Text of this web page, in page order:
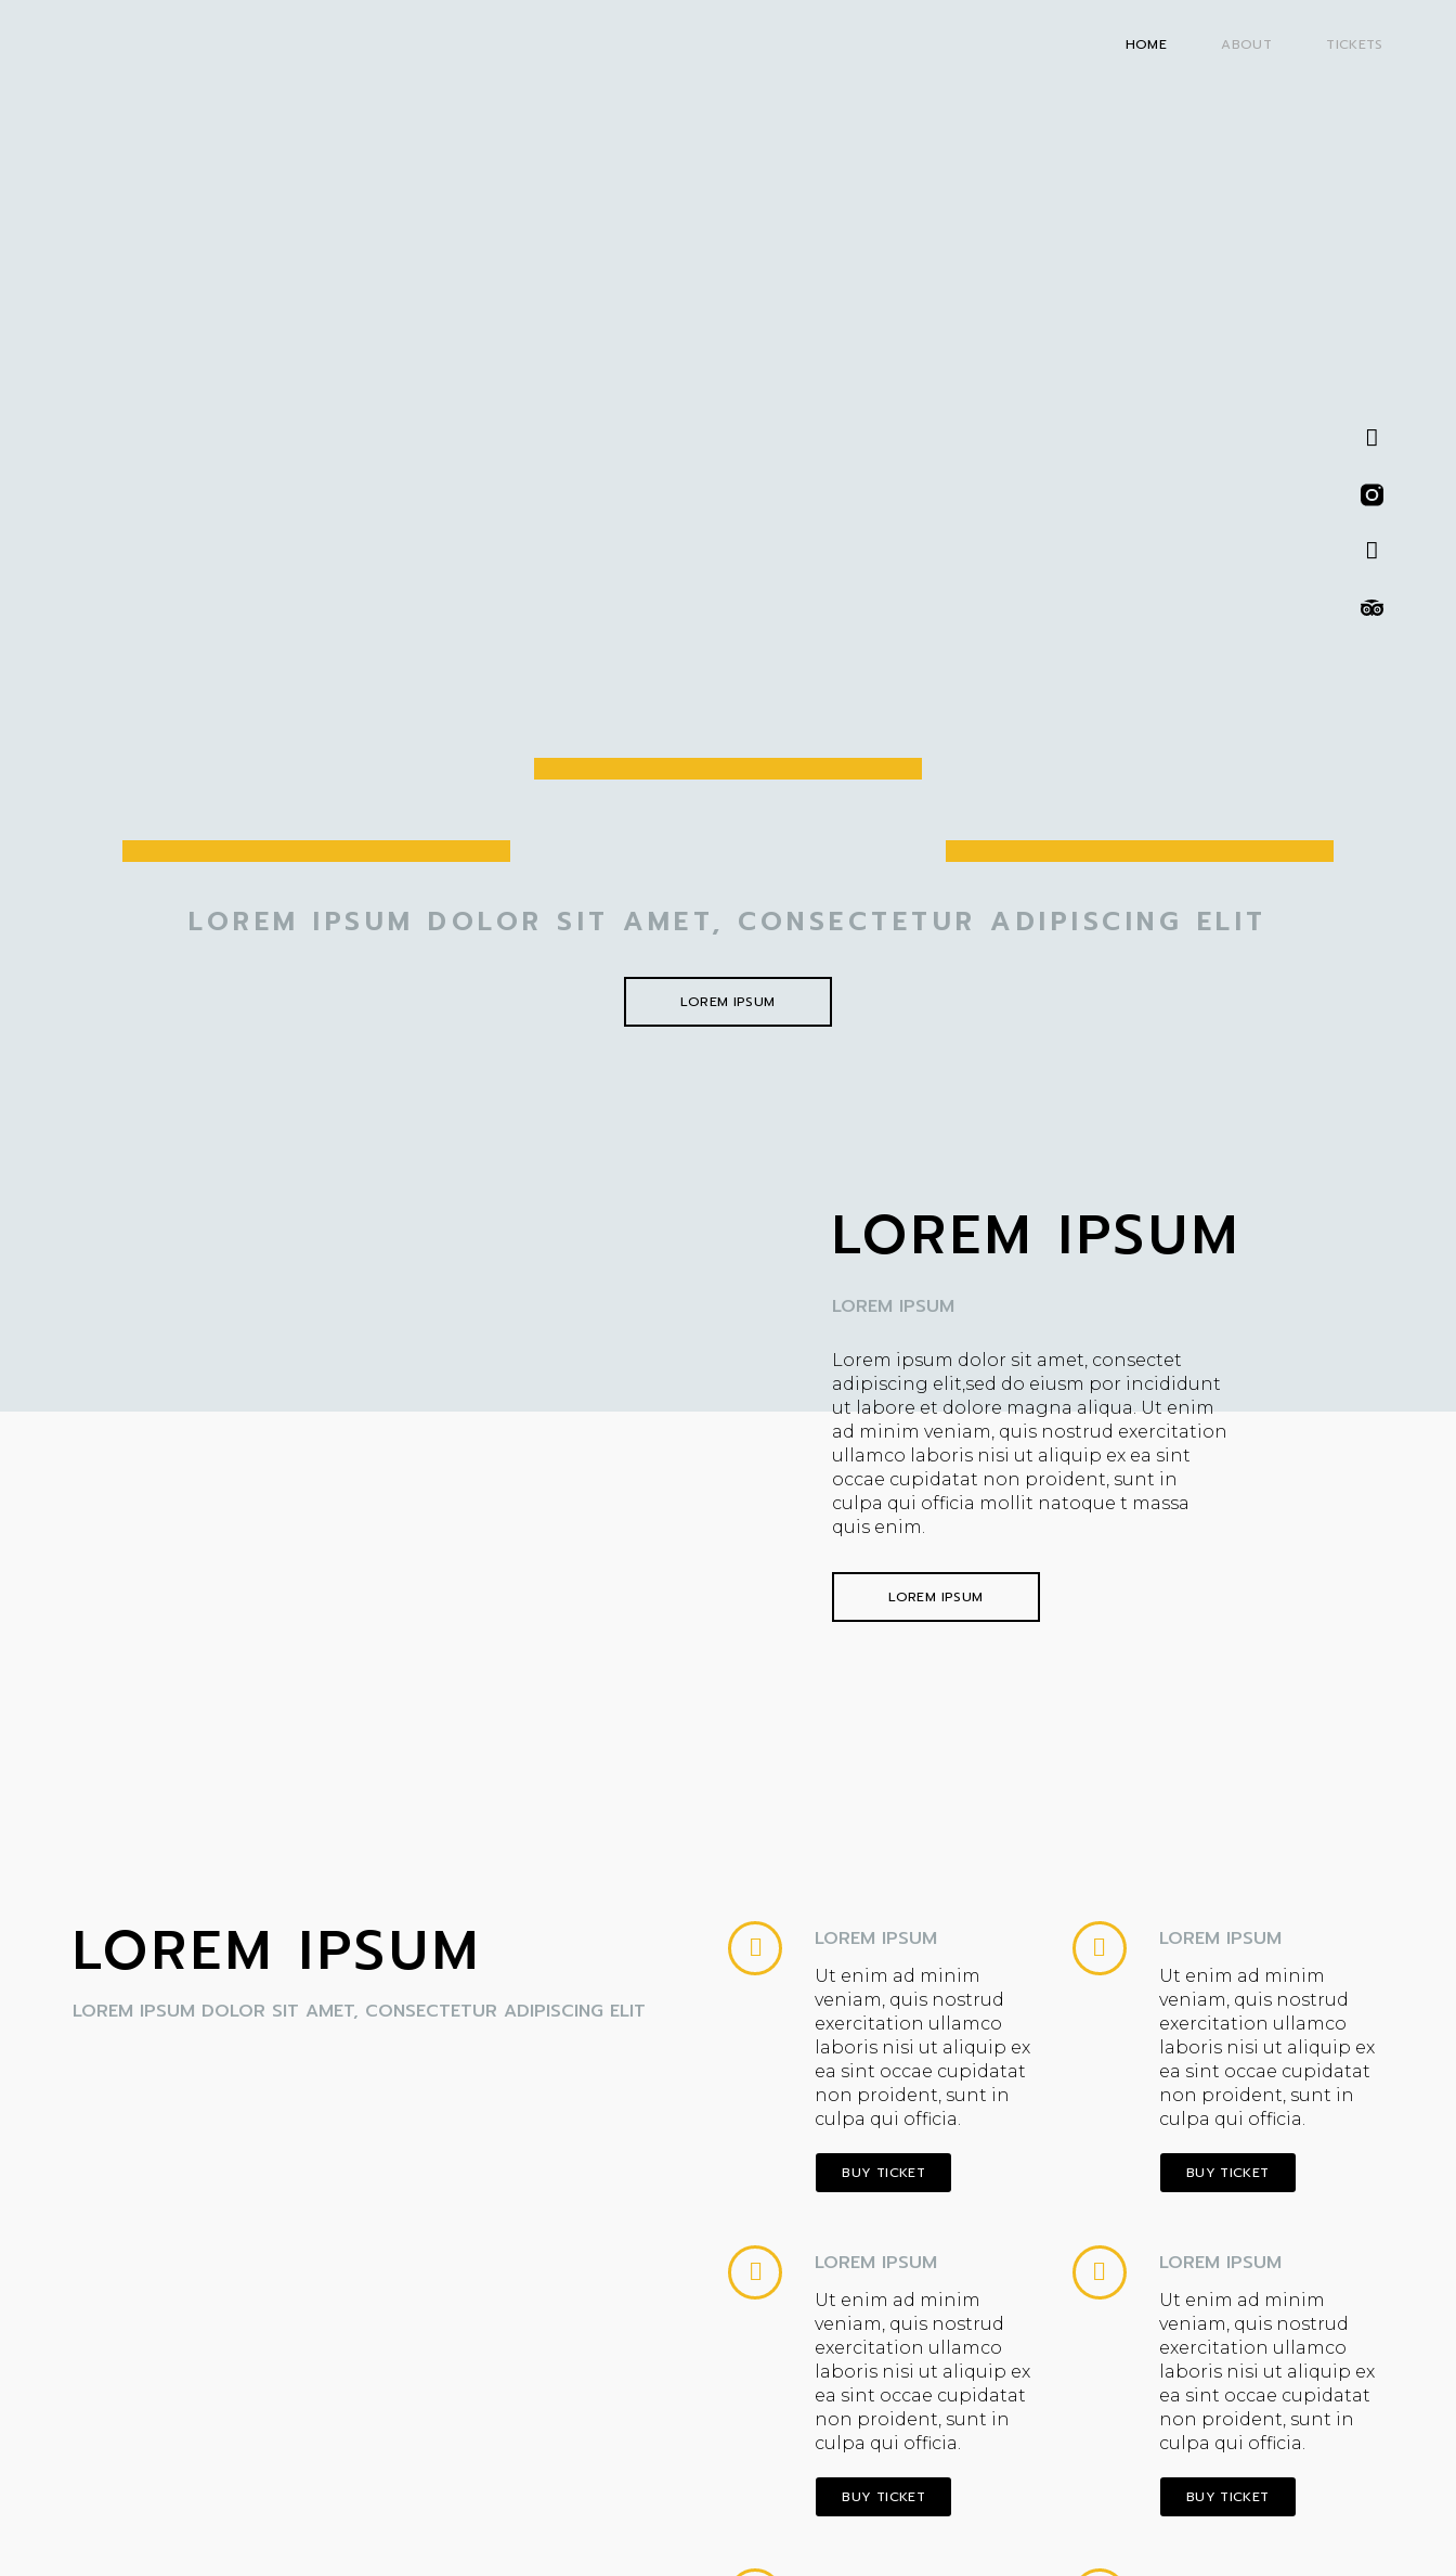
HOME ABOUT TICKETS
LOREM IPSUM DOLOR SIT AMET, CONSECTETUR ADIPISCING ELIT
LOREM IPSUM
LOREM IPSUM
LOREM IPSUM
Lorem ipsum dolor sit amet, consectet
adipiscing elit,sed do eiusm por incididunt
ut labore et dolore magna aliqua. Ut enim
ad minim veniam, quis nostrud exercitation
ullamco laboris nisi ut aliquip ex ea sint
occae cupidatat non proident, sunt in
culpa qui officia mollit natoque t massa
quis enim.
LOREM IPSUM
LOREM IPSUM
LOREM IPSUM DOLOR SIT AMET, CONSECTETUR ADIPISCING ELIT
LOREM IPSUM
Ut enim ad minim
veniam, quis nostrud
exercitation ullamco
laboris nisi ut aliquip ex
ea sint occae cupidatat
non proident, sunt in
culpa qui officia.
BUY TICKET
LOREM IPSUM
Ut enim ad minim
veniam, quis nostrud
exercitation ullamco
laboris nisi ut aliquip ex
ea sint occae cupidatat
non proident, sunt in
culpa qui officia.
BUY TICKET
LOREM IPSUM
Ut enim ad minim
veniam, quis nostrud
exercitation ullamco
laboris nisi ut aliquip ex
ea sint occae cupidatat
non proident, sunt in
culpa qui officia.
BUY TICKET
LOREM IPSUM
Ut enim ad minim
veniam, quis nostrud
exercitation ullamco
laboris nisi ut aliquip ex
ea sint occae cupidatat
non proident, sunt in
culpa qui officia.
BUY TICKET